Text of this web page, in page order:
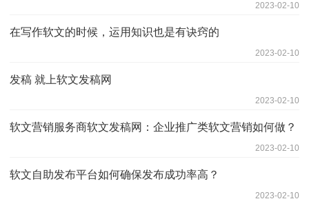
2023-02-10
在写作软文的时候，运用知识也是有诀窍的
2023-02-10
发稿 就上软文发稿网
2023-02-10
软文营销服务商软文发稿网：企业推广类软文营销如何做？
2023-02-10
软文自助发布平台如何确保发布成功率高？
2023-02-10